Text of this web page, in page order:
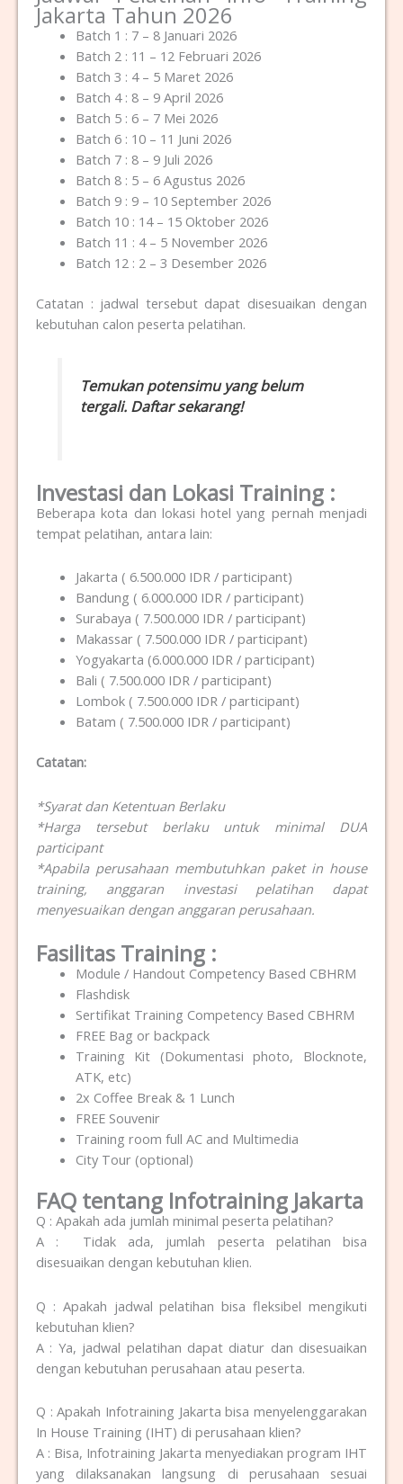
Jakarta Tahun 2026
Batch 1 : 7 – 8 Januari 2026
Batch 2 : 11 – 12 Februari 2026
Batch 3 : 4 – 5 Maret 2026
Batch 4 : 8 – 9 April 2026
Batch 5 : 6 – 7 Mei 2026
Batch 6 : 10 – 11 Juni 2026
Batch 7 : 8 – 9 Juli 2026
Batch 8 : 5 – 6 Agustus 2026
Batch 9 : 9 – 10 September 2026
Batch 10 : 14 – 15 Oktober 2026
Batch 11 : 4 – 5 November 2026
Batch 12 : 2 – 3 Desember 2026
Catatan : jadwal tersebut dapat disesuaikan dengan
kebutuhan calon peserta pelatihan.
Temukan potensimu yang belum
tergali. Daftar sekarang!
Investasi dan Lokasi Training :
Beberapa kota dan lokasi hotel yang pernah menjadi
tempat pelatihan, antara lain:
Jakarta ( 6.500.000 IDR / participant)
Bandung ( 6.000.000 IDR / participant)
Surabaya ( 7.500.000 IDR / participant)
Makassar ( 7.500.000 IDR / participant)
Yogyakarta (6.000.000 IDR / participant)
Bali ( 7.500.000 IDR / participant)
Lombok ( 7.500.000 IDR / participant)
Batam ( 7.500.000 IDR / participant)
Catatan:
*Syarat dan Ketentuan Berlaku
*Harga tersebut berlaku untuk minimal DUA
participant
*Apabila perusahaan membutuhkan paket in house
training, anggaran investasi pelatihan dapat
menyesuaikan dengan anggaran perusahaan.
Fasilitas Training :
Module / Handout Competency Based CBHRM
Flashdisk
Sertifikat Training Competency Based CBHRM
FREE Bag or backpack
Training Kit (Dokumentasi photo, Blocknote,
ATK, etc)
2x Coffee Break & 1 Lunch
FREE Souvenir
Training room full AC and Multimedia
City Tour (optional)
FAQ tentang Infotraining Jakarta
Q : Apakah ada jumlah minimal peserta pelatihan?
A : Tidak ada, jumlah peserta pelatihan bisa
disesuaikan dengan kebutuhan klien.
Q : Apakah jadwal pelatihan bisa fleksibel mengikuti
kebutuhan klien?
A : Ya, jadwal pelatihan dapat diatur dan disesuaikan
dengan kebutuhan perusahaan atau peserta.
Q : Apakah Infotraining Jakarta bisa menyelenggarakan
In House Training (IHT) di perusahaan klien?
A : Bisa, Infotraining Jakarta menyediakan program IHT
yang dilaksanakan langsung di perusahaan sesuai